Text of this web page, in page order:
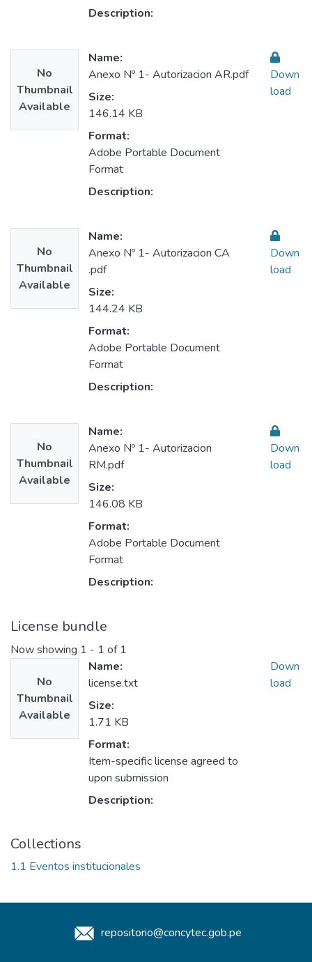
Description:
No
Thumbnail
Available
Name:
Anexo Nº 1- Autorizacion AR.pdf
Size:
146.14 KB
Format:
Adobe Portable Document
Format
Description:
Down
load
No
Thumbnail
Available
Name:
Anexo Nº 1- Autorizacion CA
.pdf
Size:
144.24 KB
Format:
Adobe Portable Document
Format
Description:
Down
load
No
Thumbnail
Available
Name:
Anexo Nº 1- Autorizacion
RM.pdf
Size:
146.08 KB
Format:
Adobe Portable Document
Format
Description:
Down
load
License bundle
Now showing 1 - 1 of 1
No
Thumbnail
Available
Name:
license.txt
Size:
1.71 KB
Format:
Item-specific license agreed to
upon submission
Description:
Down
load
Collections
1.1 Eventos institucionales
repositorio@concytec.gob.pe